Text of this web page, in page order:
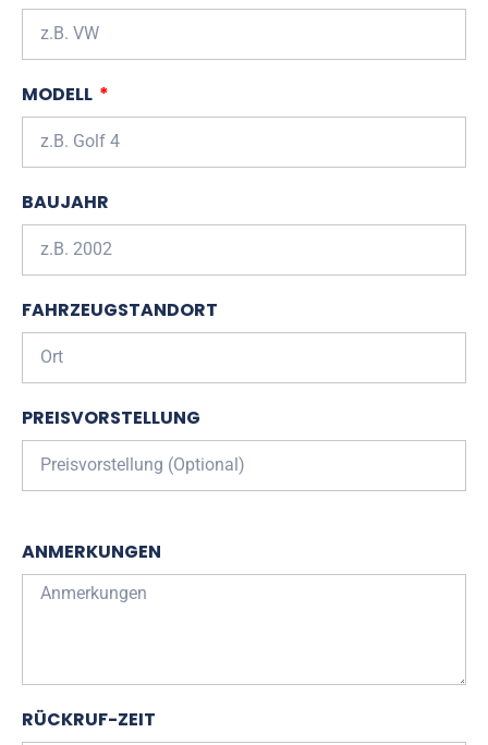
MODELL
BAUJAHR
FAHRZEUGSTANDORT
PREISVORSTELLUNG
ANMERKUNGEN
RÜCKRUF-ZEIT